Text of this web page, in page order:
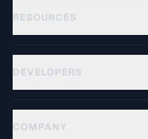
RESOURCES
DEVELOPERS
COMPANY